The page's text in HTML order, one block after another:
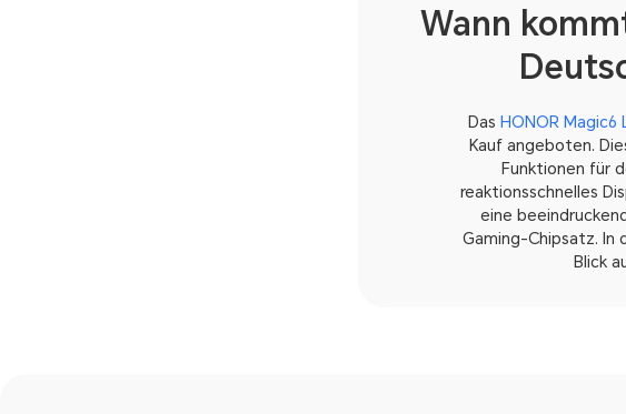
Wann
Das HONOR Magic6
Kauf angeboten.
Funktionen für
reaktionsschnelles
eine
Gaming-Chipsatz. In
Blick